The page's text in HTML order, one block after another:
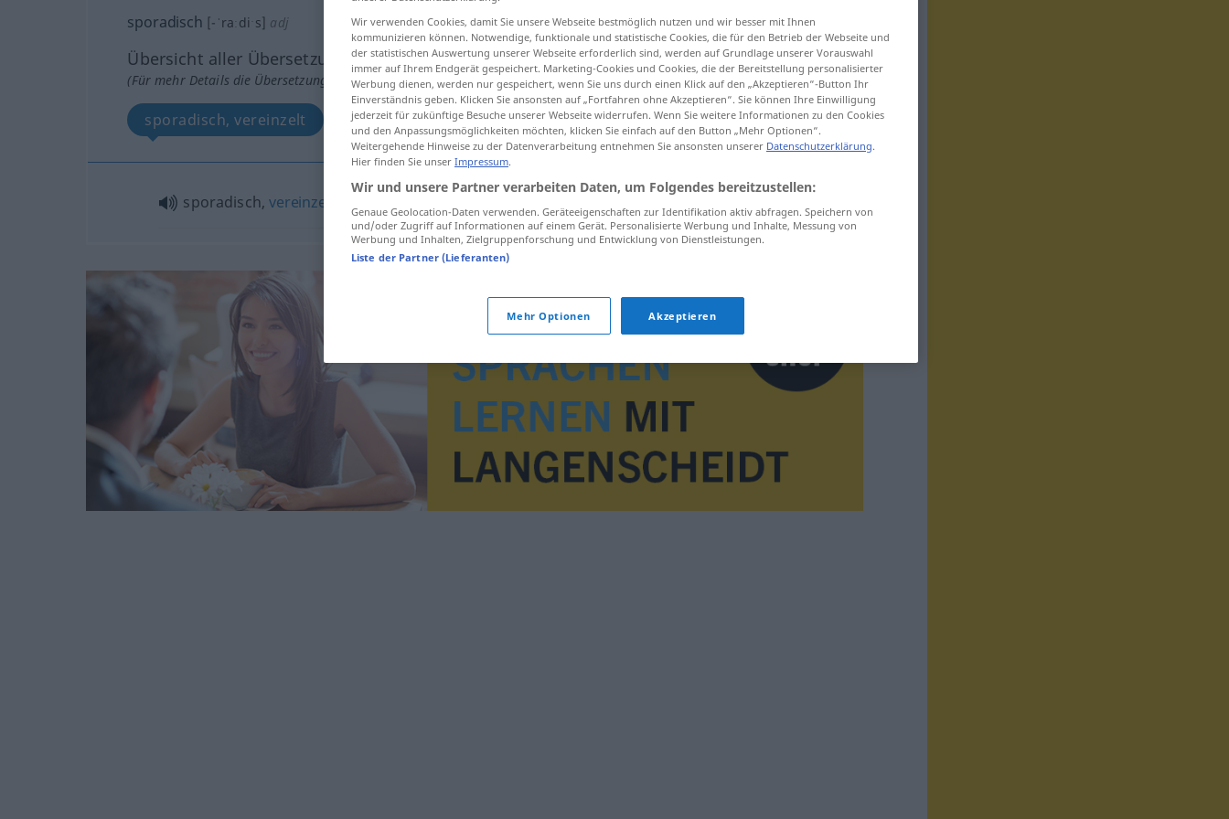
sporadisch [-ˈraːdiˑs] adj
Übersicht aller Übersetzungen
(Für mehr Details die Übersetzung anklicken/antippen)
sporadisch, vereinzelt
sporadisch,vereinzelt
Wir verwenden Cookies, damit Sie unsere Webseite bestmöglich nutzen und wir besser mit Ihnen
kommunizieren können. Notwendige, funktionale und statistische Cookies, die für den Betrieb der Webseite und
der statistischen Auswertung unserer Webseite erforderlich sind, werden auf Grundlage unserer Vorauswahl
immer auf Ihrem Endgerät gespeichert. Marketing-Cookies und Cookies, die der Bereitstellung personalisierter
Werbung dienen, werden nur gespeichert, wenn Sie uns durch einen Klick auf den „Akzeptieren“-Button Ihr
Einverständnis geben. Klicken Sie ansonsten auf „Fortfahren ohne Akzeptieren“. Sie können Ihre Einwilligung
jederzeit für zukünftige Besuche unserer Webseite widerrufen. Wenn Sie weitere Informationen zu den Cookies
und den Anpassungsmöglichkeiten möchten, klicken Sie einfach auf den Button „Mehr Optionen“.
Weitergehende Hinweise zu der Datenverarbeitung entnehmen Sie ansonsten unserer Datenschutzerklärung.
Hier finden Sie unser Impressum.
Wir und unsere Partner verarbeiten Daten, um Folgendes bereitzustellen:
Genaue Geolocation-Daten verwenden. Geräteeigenschaften zur Identifikation aktiv abfragen. Speichern von
und/oder Zugriff auf Informationen auf einem Gerät. Personalisierte Werbung und Inhalte, Messung von
Werbung und Inhalten, Zielgruppenforschung und Entwicklung von Dienstleistungen.
Liste der Partner (Lieferanten)
Mehr Optionen Akzeptieren